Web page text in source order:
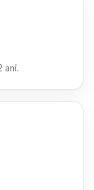
ani.